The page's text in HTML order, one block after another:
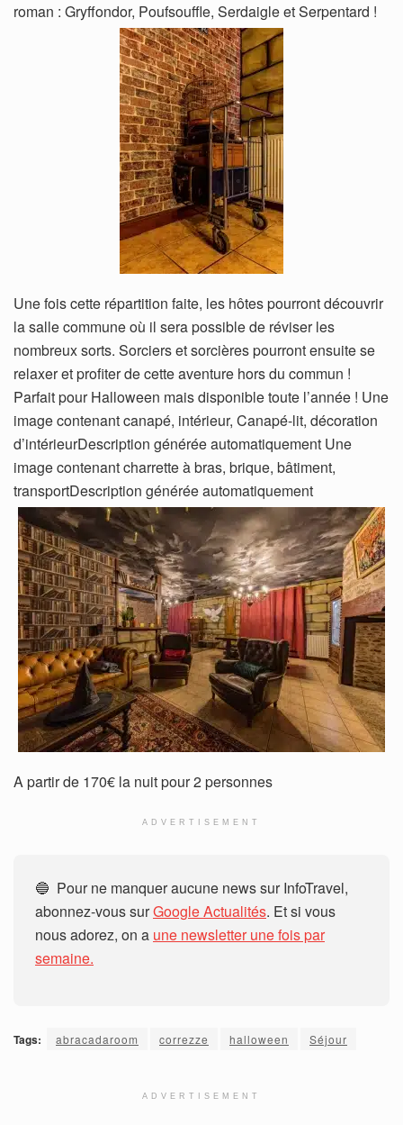
roman : Gryffondor, Poufsouffle, Serdaigle et Serpentard !
Une fois cette répartition faite, les hôtes pourront découvrir
la salle commune où il sera possible de réviser les
nombreux sorts. Sorciers et sorcières pourront ensuite se
relaxer et profiter de cette aventure hors du commun !
Parfait pour Halloween mais disponible toute l’année ! Une
image contenant canapé, intérieur, Canapé-lit, décoration
d’intérieurDescription générée automatiquement Une
image contenant charrette à bras, brique, bâtiment,
transportDescription générée automatiquement
A partir de 170€ la nuit pour 2 personnes
ADVERTISEMENT
🔵 Pour ne manquer aucune news sur InfoTravel,
abonnez-vous surGoogle Actualités. Et si vous
nous adorez, on a une newsletter une fois par
semaine.
Tags: abracadaroom correzze halloween Séjour
ADVERTISEMENT